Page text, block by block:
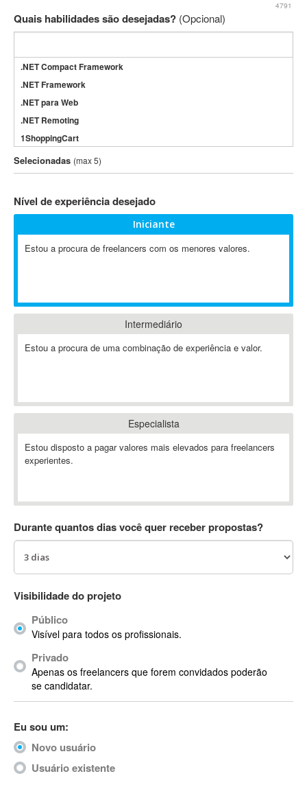
4791
Quais habilidades são desejadas? (Opcional)
.NET Compact Framework
.NET Framework
.NET para Web
.NET Remoting
1ShoppingCart
3DS Max
3GSM
802.11
A-GPS
ABAP
Abaqus
ABBYY FineReader
Ableton
Ableton Push
Abstract
AC3
ACID Pro
ACPI
Acrobat
Acrobat X
Acronis
ACT
Actimize
ActionScript
ActionScript 3
Selecionadas (max 5)
Nível de experiência desejado
Iniciante
Estou a procura de freelancers com os menores valores.
Intermediário
Estou a procura de uma combinação de experiência e valor.
Especialista
Estou disposto a pagar valores mais elevados para freelancers
experientes.
Durante quantos dias você quer receber propostas?
Visibilidade do projeto
Público
Visível para todos os profissionais.
Privado
Apenas os freelancers que forem convidados poderão
se candidatar.
Eu sou um:
Novo usuário
Usuário existente